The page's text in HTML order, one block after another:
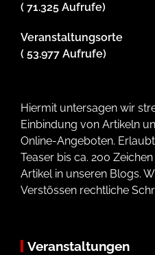
( 71.325 Aufrufe)
Veranstaltungsorte
( 53.977 Aufrufe)
Hiermit untersagen wir
Einbindung von Artikeln
Online-Angeboten.
Teaser bis ca. 200
Artikel in unseren Blogs.
Verstössen rechtliche
Veranstaltungen